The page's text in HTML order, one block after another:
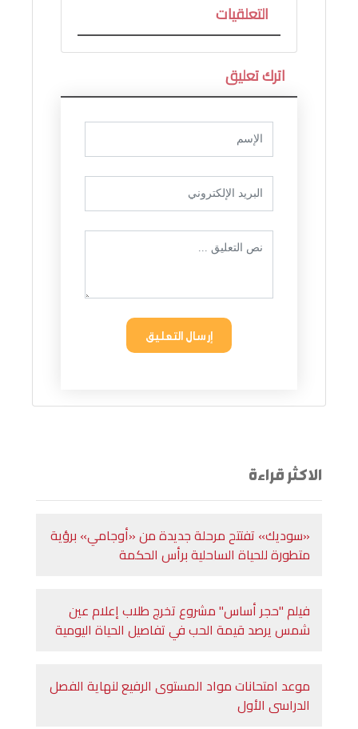
التعلقيات
اترك تعليق
إرسال التعليق
الاكثر قراءة
«سوديك» تفتتح مرحلة جديدة من «أوجامي» برؤية
متطورة للحياة الساحلية برأس الحكمة
فيلم "حجر أساس" مشروع تخرج طلاب إعلام عين
شمس يرصد قيمة الحب في تفاصيل الحياة اليومية
موعد امتحانات مواد المستوى الرفيع لنهاية الفصل
الدراسى الأول